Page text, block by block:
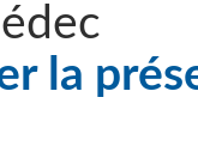
la